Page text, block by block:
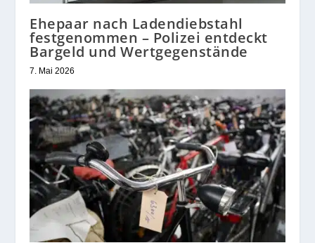
Ehepaar nach Ladendiebstahl
festgenommen – Polizei entdeckt
Bargeld und Wertgegenstände
7. Mai 2026